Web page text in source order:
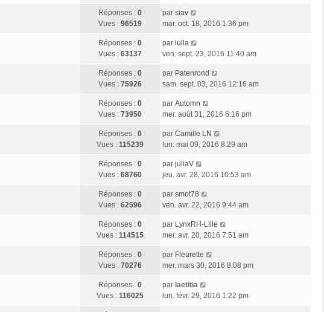
Réponses : 0
Vues : 96519
par siav
mar. oct. 18, 2016 1:36 pm
Réponses : 0
Vues : 63137
par lulla
ven. sept. 23, 2016 11:40 am
Réponses : 0
Vues : 75926
par Patenrond
sam. sept. 03, 2016 12:16 am
Réponses : 0
Vues : 73950
par Automn
mer. août 31, 2016 6:16 pm
Réponses : 0
Vues : 115239
par Camille LN
lun. mai 09, 2016 8:29 am
Réponses : 0
Vues : 68760
par juliaV
jeu. avr. 28, 2016 10:53 am
Réponses : 0
Vues : 62596
par smot78
ven. avr. 22, 2016 9:44 am
Réponses : 0
Vues : 114515
par LynxRH-Lille
mer. avr. 20, 2016 7:51 am
Réponses : 0
Vues : 70276
par Fleurette
mer. mars 30, 2016 8:08 pm
Réponses : 0
Vues : 116025
par laetitia
lun. févr. 29, 2016 1:22 pm